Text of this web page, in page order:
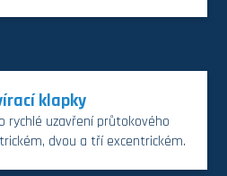
klapky
rychlé uzavření průtokového
dvou a tří excentrickém.